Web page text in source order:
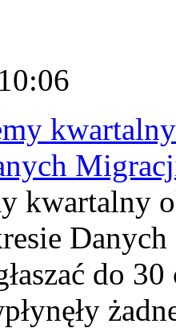
kwartalny
do